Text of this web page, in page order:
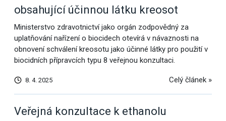
obsahující účinnou látku kreosot
Ministerstvo zdravotnictví jako orgán zodpovědný za
uplatňování nařízení o biocidech otevírá v návaznosti na
obnovení schválení kreosotu jako účinné látky pro použití v
biocidních přípravcích typu 8 veřejnou konzultaci.
8. 4. 2025 Celý článek »
Veřejná konzultace k ethanolu